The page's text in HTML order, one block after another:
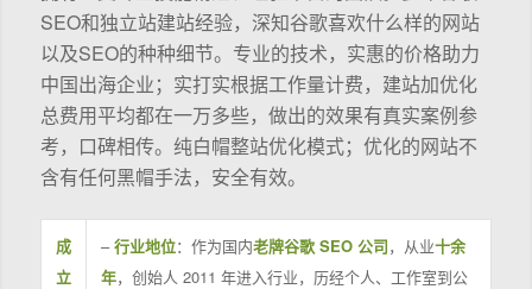
SEO和独立站建站经验，深知谷歌喜欢什么样的网站
以及SEO的种种细节。专业的技术，实惠的价格助力
中国出海企业；实打实根据工作量计费，建站加优化
总费用平均都在一万多些，做出的效果有真实案例参
考，口碑相传。纯白帽整站优化模式；优化的网站不
含有任何黑帽手法，安全有效。
成
立
–行业地位：作为国内老牌谷歌 SEO 公司，从业十余
年，创始人 2011 年进入行业，历经个人、工作室到公